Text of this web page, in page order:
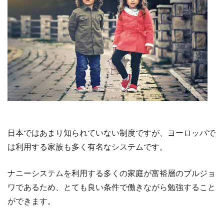
日本ではあまり知られていない制度ですが、ヨーロッパで
は利用する家族も多く有名なシステムです。
ナニーシステムを利用する多くの家庭が富裕層のブルジョ
ワであるため、とても良い条件で働きながら勉強すること
ができます。